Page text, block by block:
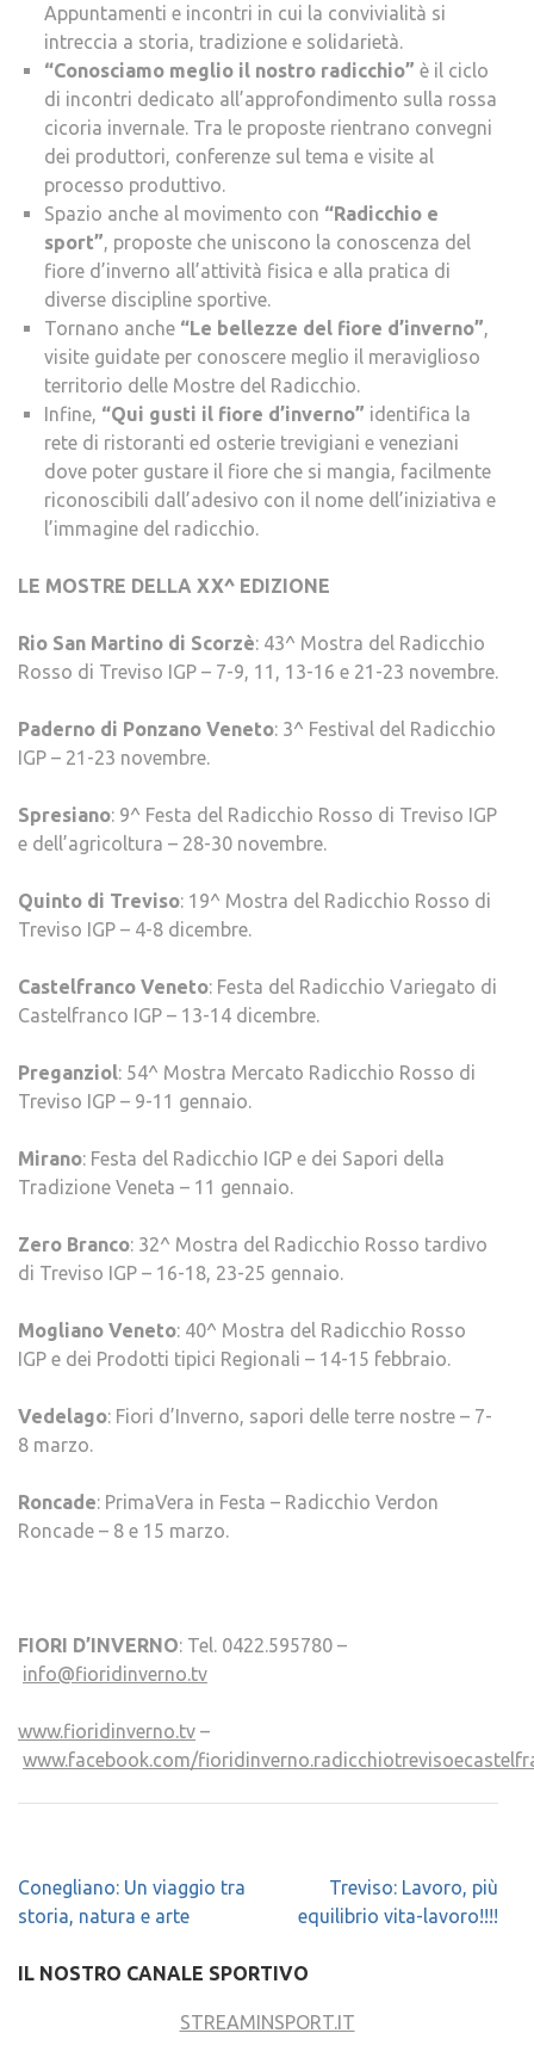
Appuntamenti e incontri in cui la convivialità si
intreccia a storia, tradizione e solidarietà.
“Conosciamo meglio il nostro radicchio” è il ciclo
di incontri dedicato all’approfondimento sulla rossa
cicoria invernale. Tra le proposte rientrano convegni
dei produttori, conferenze sul tema e visite al
processo produttivo.
Spazio anche al movimento con “Radicchio e
sport”, proposte che uniscono la conoscenza del
fiore d’inverno all’attività fisica e alla pratica di
diverse discipline sportive.
Tornano anche “Le bellezze del fiore d’inverno”,
visite guidate per conoscere meglio il meraviglioso
territorio delle Mostre del Radicchio.
Infine, “Qui gusti il fiore d’inverno” identifica la
rete di ristoranti ed osterie trevigiani e veneziani
dove poter gustare il fiore che si mangia, facilmente
riconoscibili dall’adesivo con il nome dell’iniziativa e
l’immagine del radicchio.
LE MOSTRE DELLA XX^ EDIZIONE
Rio San Martino di Scorzè: 43^ Mostra del Radicchio
Rosso di Treviso IGP – 7-9, 11, 13-16 e 21-23 novembre.
Paderno di Ponzano Veneto: 3^ Festival del Radicchio
IGP – 21-23 novembre.
Spresiano: 9^ Festa del Radicchio Rosso di Treviso IGP
e dell’agricoltura – 28-30 novembre.
Quinto di Treviso: 19^ Mostra del Radicchio Rosso di
Treviso IGP – 4-8 dicembre.
Castelfranco Veneto: Festa del Radicchio Variegato di
Castelfranco IGP – 13-14 dicembre.
Preganziol: 54^ Mostra Mercato Radicchio Rosso di
Treviso IGP – 9-11 gennaio.
Mirano: Festa del Radicchio IGP e dei Sapori della
Tradizione Veneta – 11 gennaio.
Zero Branco: 32^ Mostra del Radicchio Rosso tardivo
di Treviso IGP – 16-18, 23-25 gennaio.
Mogliano Veneto: 40^ Mostra del Radicchio Rosso
IGP e dei Prodotti tipici Regionali – 14-15 febbraio.
Vedelago: Fiori d’Inverno, sapori delle terre nostre – 7-
8 marzo.
Roncade: PrimaVera in Festa – Radicchio Verdon
Roncade – 8 e 15 marzo.
FIORI D’INVERNO: Tel. 0422.595780 –
info@fioridinverno.tv
www.fioridinverno.tv –
www.facebook.com/
Navigazione
articoli
Conegliano: Un viaggio tra
storia, natura e arte
Treviso: Lavoro, più
equilibrio vita-lavoro!!!!
IL NOSTRO CANALE SPORTIVO
STREAMINSPORT.IT